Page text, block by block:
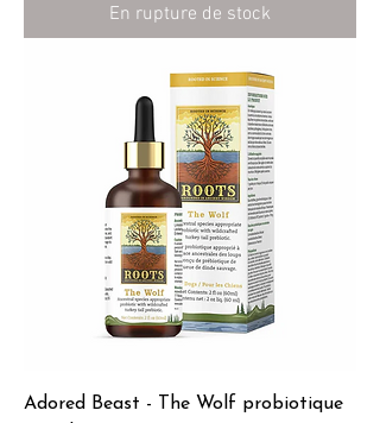
En rupture de stock
Adored Beast - The Wolf probiotique